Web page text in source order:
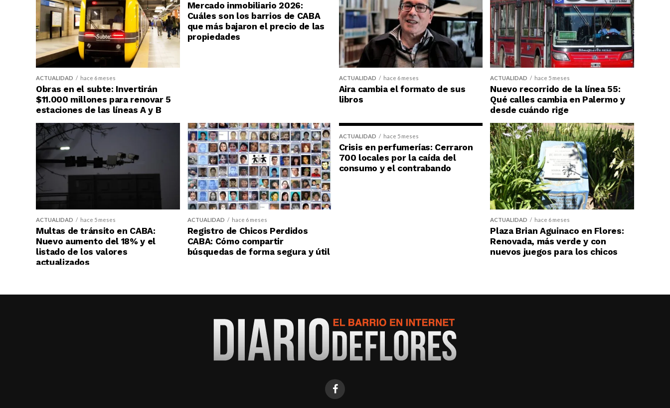
ACTUALIDAD hace 6 meses
Obras en el subte: Invertirán
$11.000 millones para renovar 5
estaciones de las líneas A y B
Mercado inmobiliario 2026:
Cuáles son los barrios de CABA
que más bajaron el precio de las
propiedades
ACTUALIDAD hace 6 meses
Aira cambia el formato de sus
libros
ACTUALIDAD hace 5 meses
Nuevo recorrido de la línea 55:
Qué calles cambia en Palermo y
desde cuándo rige
ACTUALIDAD hace 5 meses
Multas de tránsito en CABA:
Nuevo aumento del 18% y el
listado de los valores
actualizados
ACTUALIDAD hace 6 meses
Registro de Chicos Perdidos
CABA: Cómo compartir
búsquedas de forma segura y útil
ACTUALIDAD hace 5 meses
Crisis en perfumerías: Cerraron
700 locales por la caída del
consumo y el contrabando
ACTUALIDAD hace 6 meses
Plaza Brian Aguinaco en Flores:
Renovada, más verde y con
nuevos juegos para los chicos